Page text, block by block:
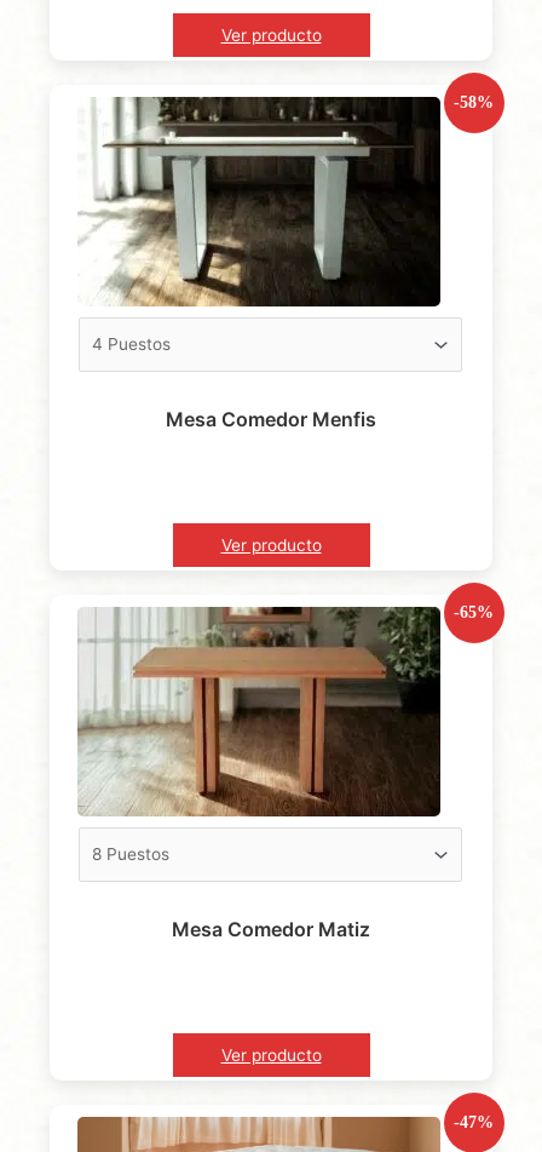
Ver producto
-58%
Mesa Comedor Menfis
Ver producto
-65%
Mesa Comedor Matiz
Ver producto
-47%